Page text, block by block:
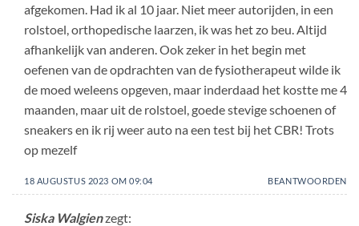
afgekomen. Had ik al 10 jaar. Niet meer autorijden, in een
rolstoel, orthopedische laarzen, ik was het zo beu. Altijd
afhankelijk van anderen. Ook zeker in het begin met
oefenen van de opdrachten van de fysiotherapeut wilde ik
de moed weleens opgeven, maar inderdaad het kostte me 4
maanden, maar uit de rolstoel, goede stevige schoenen of
sneakers en ik rij weer auto na een test bij het CBR! Trots
op mezelf
18 AUGUSTUS 2023 OM 09:04 BEANTWOORDEN
Siska Walgienzegt: